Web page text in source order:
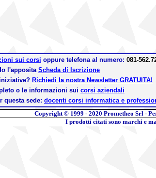
sui corsi oppure telefona al numero: 081-
l'apposita Scheda di Iscrizione
Richiedi la nostra Newsletter GRATUITA!
o le informazioni sui corsi aziendali
questa sede: docenti corsi informatica e
Copyright © 1999 - 2020 Prometheo Srl -
I prodotti citati sono marchi e